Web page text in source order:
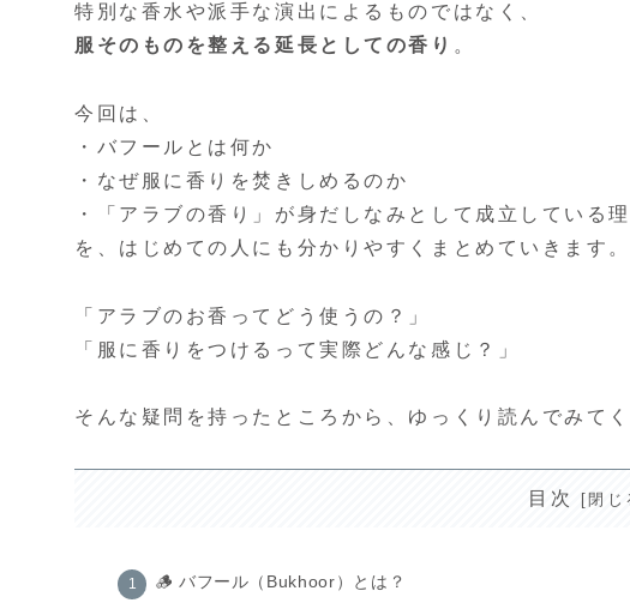
特別な香水や派手な演出によるものではなく、
服そのものを整える延長としての香り 。
今回は、
・バフールとは何か
・なぜ服に香りを焚きしめるのか
・「アラブの香り」が身だしなみとして成立している
を、はじめての人にも分かりやすくまとめていきます。
「アラブのお香ってどう使うの？」
「服に香りをつけるって実際どんな感じ？」
そんな疑問を持ったところから、ゆっくり読んでみてく
目次
🪵 バフール（Bukhoor）とは？